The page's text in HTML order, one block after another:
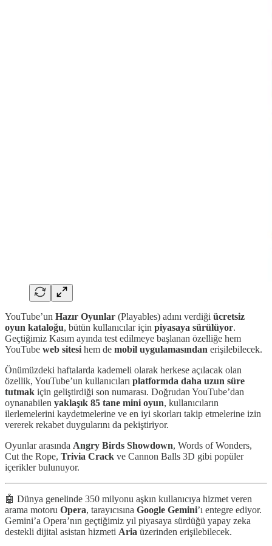
YouTube’un Hazır Oyunlar (Playables) adını verdiği ücretsiz
oyun kataloğu, bütün kullanıcılar için piyasaya sürülüyor.
Geçtiğimiz Kasım ayında test edilmeye başlanan özelliğe hem
YouTube web sitesi hem de mobil uygulamasından erişilebilecek.
Önümüzdeki haftalarda kademeli olarak herkese açılacak olan
özellik, YouTube’un kullanıcıları platformda daha uzun süre
tutmak için geliştirdiği son numarası. Doğrudan YouTube’dan
oynanabilen yaklaşık 85 tane mini oyun, kullanıcıların
ilerlemelerini kaydetmelerine ve en iyi skorları takip etmelerine izin
vererek rekabet duygularını da pekiştiriyor.
Oyunlar arasında Angry Birds Showdown, Words of Wonders,
Cut the Rope, Trivia Crack ve Cannon Balls 3D gibi popüler
içerikler bulunuyor.
🤖 Dünya genelinde 350 milyonu aşkın kullanıcıya hizmet veren
arama motoru Opera, tarayıcısına Google Gemini’ı entegre ediyor.
Gemini’a Opera’nın geçtiğimiz yıl piyasaya sürdüğü yapay zeka
destekli dijital asistan hizmeti Aria üzerinden erişilebilecek.